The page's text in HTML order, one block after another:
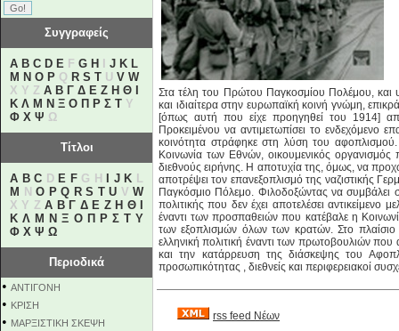
Συγγραφείς
A B C D E F G H J K L
M N O P Q R S T U V W
X Y Z Α Β Γ Δ Ε Ζ Η Θ
Κ Λ Μ Ν Ξ Ο Π Ρ Σ Τ Υ
Φ Χ Ψ Ω
Τίτλοι
A B C D E FG H J K L
M
N O P Q R S T U V W
X Y ZΑ Β Γ Δ Ε Ζ Η Θ
Κ Λ Μ Ν Ξ Ο Π Ρ Σ Τ Υ
Φ Χ Ψ Ω
Περιοδικά
• ΑΝΤΙΓΟΝΗ
• ΚΡΙΣΗ
• ΜΑΡΞΙΣΤΙΚΗ ΣΚΕΨΗ
Στα τέλη του Πρώτου Παγκοσμίου Πολέμου, και
και ιδιαίτερα στην ευρωπαϊκή κοινή γνώμη,
[όπως αυτή που είχε προηγηθεί του 1914]
Προκειμένου να αντιμετωπίσει το ενδεχόμενο
κοινότητα στράφηκε στη λύση του
Κοινωνία των Εθνών, οικουμενικός
διεθνούς ειρήνης. Η αποτυχία της, όμως, να
αποτρέψει τον επανεξοπλισμό της ναζιστικής
Παγκόσμιο Πόλεμο. Φιλοδοξώντας να συμβάλει
πολιτικής που δεν έχει αποτελέσει
έναντι των προσπαθειών που κατέβαλε η
των εξοπλισμών όλων των κρατών. Στο
ελληνική πολιτική έναντι των πρωτοβουλιών
και την κατάρρευση της διάσκεψης του
προσωπικότητας , διεθνείς και περιφερειακοί
rss feed Νέων